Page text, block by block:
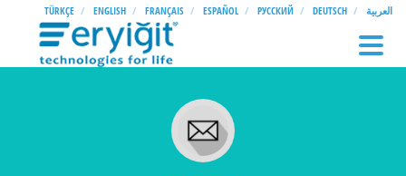
TÜRKÇE ENGLISH FRANÇAIS ESPAÑOL РУССКИЙ DEUTSCH العربية